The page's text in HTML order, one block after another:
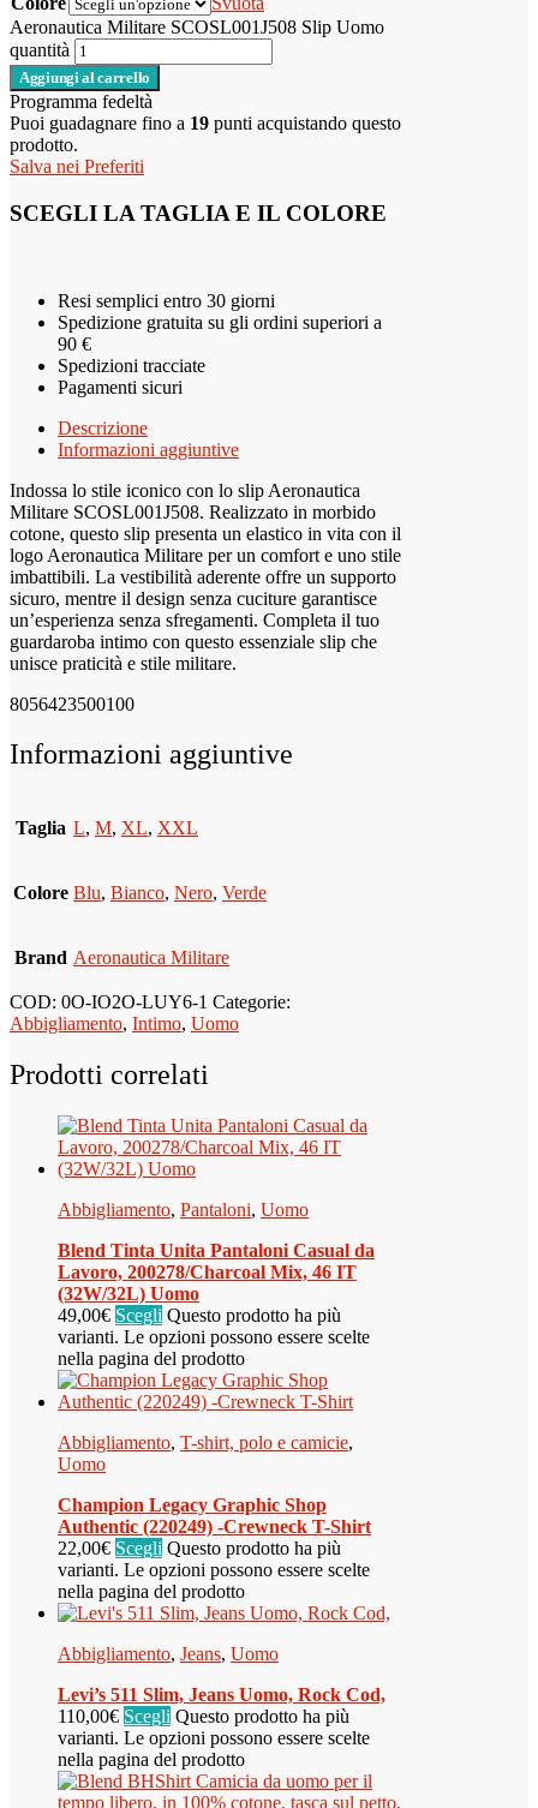
Aeronautica Militare SCOSL001J508 Slip Uomo
quantità
Aggiungi al carrello
Programma fedeltà
Puoi guadagnare fino a 19 punti acquistando questo
prodotto.
Salva nei Preferiti
SCEGLI LA TAGLIA E IL COLORE
Resi semplici entro 30 giorni
Spedizione gratuita su gli ordini superiori a
90 €
Spedizioni tracciate
Pagamenti sicuri
Descrizione
Informazioni aggiuntive
Indossa lo stile iconico con lo slip Aeronautica
Militare SCOSL001J508. Realizzato in morbido
cotone, questo slip presenta un elastico in vita con il
logo Aeronautica Militare per un comfort e uno stile
imbattibili. La vestibilità aderente offre un supporto
sicuro, mentre il design senza cuciture garantisce
un’esperienza senza sfregamenti. Completa il tuo
guardaroba intimo con questo essenziale slip che
unisce praticità e stile militare.
8056423500100
Informazioni aggiuntive
Taglia L, M, XL, XXL
Colore Blu, Bianco, Nero, Verde
Brand Aeronautica Militare
COD: 0O-IO2O-LUY6-1 Categorie:
Abbigliamento, Intimo, Uomo
Prodotti correlati
Abbigliamento, Pantaloni, Uomo
Blend Tinta Unita Pantaloni Casual da
Lavoro, 200278/Charcoal Mix, 46 IT
(32W/32L) Uomo
49,00€ Scegli Questo prodotto ha più
varianti. Le opzioni possono essere scelte
nella pagina del prodotto
Abbigliamento, T-shirt, polo e camicie,
Uomo
Champion Legacy Graphic Shop
Authentic (220249) -Crewneck T-Shirt
22,00€ Scegli Questo prodotto ha più
varianti. Le opzioni possono essere scelte
nella pagina del prodotto
Abbigliamento, Jeans, Uomo
Levi’s 511 Slim, Jeans Uomo, Rock Cod,
110,00€ Scegli Questo prodotto ha più
varianti. Le opzioni possono essere scelte
nella pagina del prodotto